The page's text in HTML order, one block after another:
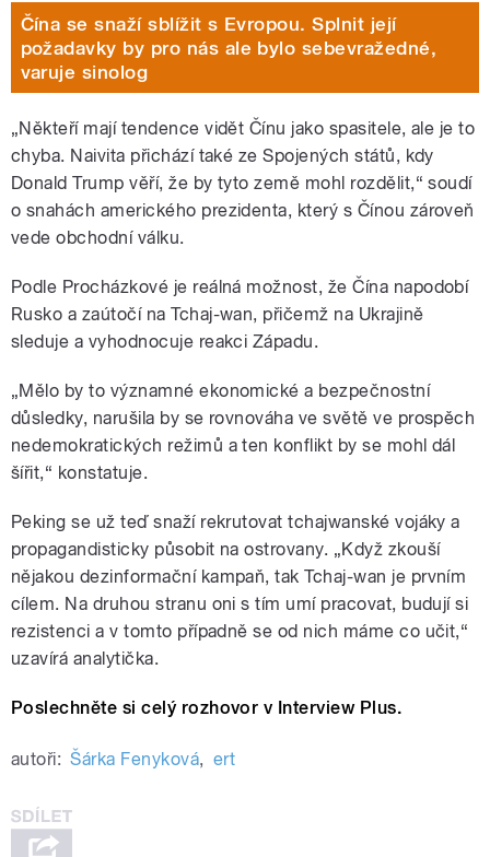
Čína se snaží sblížit s Evropou. Splnit její
požadavky by pro nás ale bylo sebevražedné,
varuje sinolog
„Někteří mají tendence vidět Čínu jako spasitele, ale je to
chyba. Naivita přichází také ze Spojených států, kdy
Donald Trump věří, že by tyto země mohl rozdělit,“ soudí
o snahách amerického prezidenta, který s Čínou zároveň
vede obchodní válku.
Podle Procházkové je reálná možnost, že Čína napodobí
Rusko a zaútočí na Tchaj-wan, přičemž na Ukrajině
sleduje a vyhodnocuje reakci Západu.
„Mělo by to významné ekonomické a bezpečnostní
důsledky, narušila by se rovnováha ve světě ve prospěch
nedemokratických režimů a ten konflikt by se mohl dál
šířit,“ konstatuje.
Peking se už teď snaží rekrutovat tchajwanské vojáky a
propagandisticky působit na ostrovany. „Když zkouší
nějakou dezinformační kampaň, tak Tchaj-wan je prvním
cílem. Na druhou stranu oni s tím umí pracovat, budují si
rezistenci a v tomto případně se od nich máme co učit,“
uzavírá analytička.
Poslechněte si celý rozhovor v Interview Plus.
autoři: Šárka Fenyková, ert